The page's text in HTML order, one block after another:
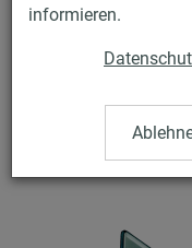
informieren.
Abdeckhaube für